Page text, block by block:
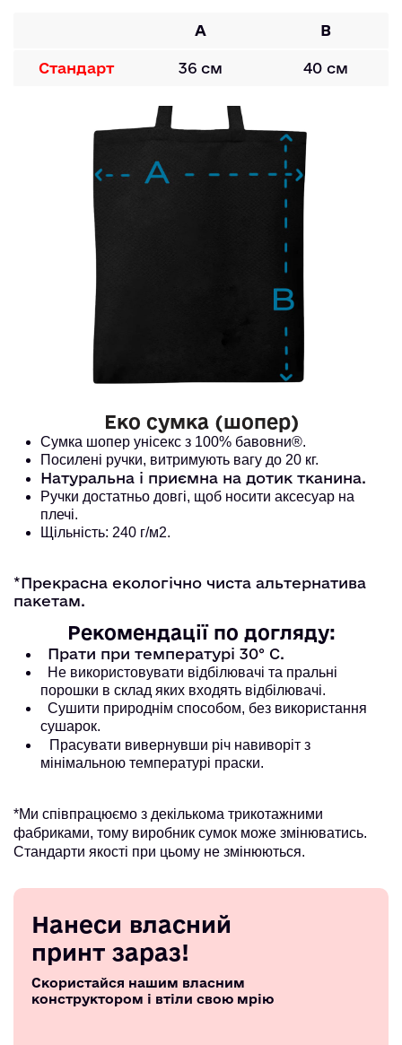
A B
Стандарт 36 см 40 см
Еко сумка (шопер)
Сумка шопер унісекс з 100% бавовни®.
Посилені ручки, витримують вагу до 20 кг.
Натуральна і приємна на дотик тканина.
Ручки достатньо довгі, щоб носити аксесуар на
плечі.
Щільність: 240 г/м2.
*Прекрасна екологічно чиста альтернатива
пакетам.
Рекомендації по догляду:
Прати при температурі 30° С.
Не використовувати відбілювачі та пральні
порошки в склад яких входять відбілювачі.
Сушити природнім способом, без використання
сушарок.
Прасувати вивернувши річ навиворіт з
мінімальною температурі праски.
*Ми співпрацюємо з декількома трикотажними
фабриками, тому виробник сумок може змінюватись.
Стандарти якості при цьому не змінюються.
Нанеси власний
принт зараз!
Скористайся нашим власним
конструктором і втіли свою мрію